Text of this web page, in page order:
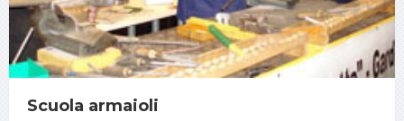
Scuola armaioli